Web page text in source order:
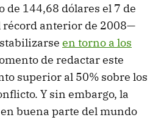
144,68 dólares el 7 de
anterior de 2008—
en torno a los
de redactar este
superior al 50% sobre los
Y sin embargo, la
buena parte del mundo